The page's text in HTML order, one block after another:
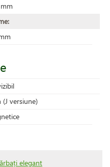
(J versiune)
elegant